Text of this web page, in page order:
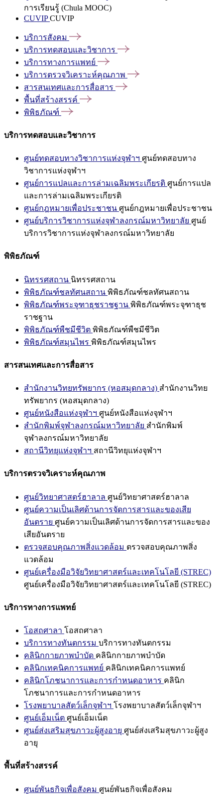
การเรียนรู้ (Chula MOOC)
CUVIPCUVIP
บริการสังคม
บริการทดสอบและวิชาการ
บริการทางการแพทย์
บริการตรวจวิเคราะห์คุณภาพ
สารสนเทศและการสื่อสาร
พื้นที่สร้างสรรค์
พิพิธภัณฑ์
บริการทดสอบและวิชาการ
ศูนย์ทดสอบทางวิชาการแห่งจุฬาฯ ศูนย์ทดสอบทาง
วิชาการแห่งจุฬาฯ
ศูนย์การแปลและการล่ามเฉลิมพระเกียรติ ศูนย์การแปล
และการล่ามเฉลิมพระเกียรติ
ศูนย์กฎหมายเพื่อประชาชน ศูนย์กฎหมายเพื่อประชาชน
ศูนย์บริการวิชาการแห่งจุฬาลงกรณ์มหาวิทยาลัย ศูนย์
บริการวิชาการแห่งจุฬาลงกรณ์มหาวิทยาลัย
พิพิธภัณฑ์
นิทรรศสถาน นิทรรศสถาน
พิพิธภัณฑ์ชลทัศนสถาน พิพิธภัณฑ์ชลทัศนสถาน
พิพิธภัณฑ์พระจุฑาธุชราชฐาน พิพิธภัณฑ์พระจุฑาธุช
ราชฐาน
พิพิธภัณฑ์พืชมีชีวิต พิพิธภัณฑ์พืชมีชีวิต
พิพิธภัณฑ์สมุนไพร พิพิธภัณฑ์สมุนไพร
สารสนเทศและการสื่อสาร
สำนักงานวิทยทรัพยากร (หอสมุดกลาง) สำนักงานวิทย
ทรัพยากร (หอสมุดกลาง)
ศูนย์หนังสือแห่งจุฬาฯ ศูนย์หนังสือแห่งจุฬาฯ
สำนักพิมพ์จุฬาลงกรณ์มหาวิทยาลัย สำนักพิมพ์
จุฬาลงกรณ์มหาวิทยาลัย
สถานีวิทยุแห่งจุฬาฯ สถานีวิทยุแห่งจุฬาฯ
บริการตรวจวิเคราะห์คุณภาพ
ศูนย์วิทยาศาสตร์ฮาลาล ศูนย์วิทยาศาสตร์ฮาลาล
ศูนย์ความเป็นเลิศด้านการจัดการสารและของเสีย
อันตราย ศูนย์ความเป็นเลิศด้านการจัดการสารและของ
เสียอันตราย
ตรวจสอบคุณภาพสิ่งแวดล้อม ตรวจสอบคุณภาพสิ่ง
แวดล้อม
ศูนย์เครื่องมือวิจัยวิทยาศาสตร์และเทคโนโลยี (STREC)
ศูนย์เครื่องมือวิจัยวิทยาศาสตร์และเทคโนโลยี (STREC)
บริการทางการแพทย์
โอสถศาลา โอสถศาลา
บริการทางทันตกรรม บริการทางทันตกรรม
คลินิกกายภาพบำบัด คลินิกกายภาพบำบัด
คลินิกเทคนิคการแพทย์ คลินิกเทคนิคการแพทย์
คลินิกโภชนาการและการกำหนดอาหาร คลินิก
โภชนาการและการกำหนดอาหาร
โรงพยาบาลสัตว์เล็กจุฬาฯ โรงพยาบาลสัตว์เล็กจุฬาฯ
ศูนย์เอ็มเน็ต ศูนย์เอ็มเน็ต
ศูนย์ส่งเสริมสุขภาวะผู้สูงอายุ ศูนย์ส่งเสริมสุขภาวะผู้สูง
อายุ
พื้นที่สร้างสรรค์
ศูนย์พันธกิจเพื่อสังคม ศูนย์พันธกิจเพื่อสังคม